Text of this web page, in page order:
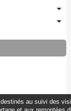
au suivi des